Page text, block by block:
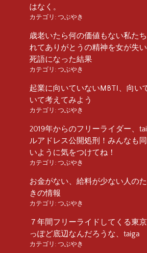
はなく。
カテゴリ: つぶやき
歳老いたら何の価値もない私た
れてありがとうの精神を女が失
死語になった結果
カテゴリ: つぶやき
起業に向いていないMBTI、向い
いて考えてみよう
カテゴリ: つぶやき
2019年からのフリーライダー、
ルアドレス公開処刑！みんなも
いように気をつけてね！
カテゴリ: つぶやき
お金がない、給料が少ない人の
きの情報
カテゴリ: つぶやき
７年間フリーライドしてくる東
っぽど底辺なんだろうな、taiga
カテゴリ: つぶやき